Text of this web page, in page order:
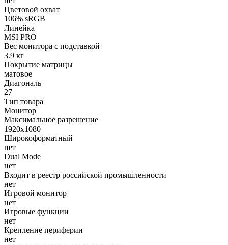
Цветовой охват
106% sRGB
Линейка
MSI PRO
Вес монитора с подставкой
3.9 кг
Покрытие матрицы
матовое
Диагональ
27
Тип товара
Монитор
Максимальное разрешение
1920x1080
Широкоформатный
нет
Dual Mode
нет
Входит в реестр российской промышленности
нет
Игровой монитор
нет
Игровые функции
нет
Крепление периферии
нет